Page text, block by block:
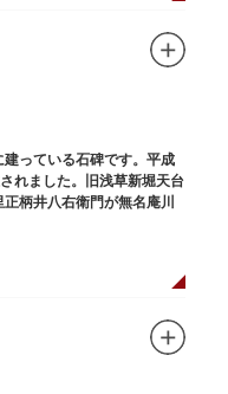
っている石碑です。平成
れました。旧浅草新堀天台
柄井八右衛門が無名庵川